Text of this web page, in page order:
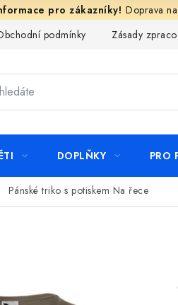
Doprava
podmínky Zásady
DOPLŇKY PRO
Pánské triko s potiskem Na řece